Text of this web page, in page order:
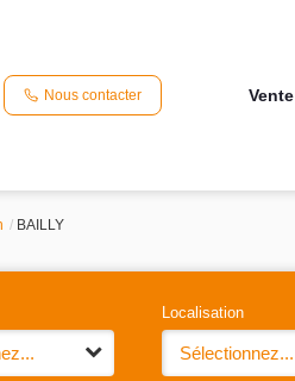
Nous contacter Vente
BAILLY
Localisation
Sélectionnez...